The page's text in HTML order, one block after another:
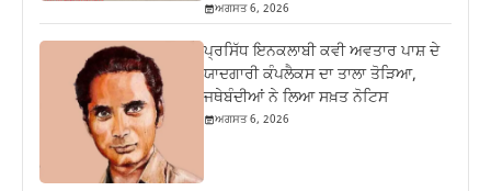
ਅਗਸਤ 6, 2026
ਪ੍ਰਸਿੱਧ ਇਨਕਲਾਬੀ ਕਵੀ ਅਵਤਾਰ ਪਾਸ਼ ਦੇ
ਯਾਦਗਾਰੀ ਕੰਪਲੈਕਸ ਦਾ ਤਾਲਾ ਤੋੜਿਆ,
ਜਥੇਬੰਦੀਆਂ ਨੇ ਲਿਆ ਸਖ਼ਤ ਨੋਟਿਸ
ਅਗਸਤ 6, 2026